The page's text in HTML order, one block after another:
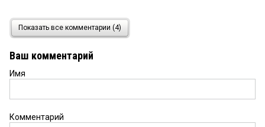
10 мая 2026 в 09:11:
Почему не присоединились самолеты и
Показать все комментарии (4)
Ваш комментарий
Имя
Комментарий